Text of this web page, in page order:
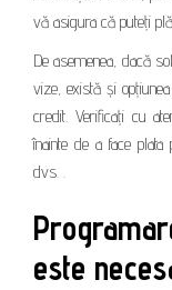
vă asigura că puteți
De asemenea, dacă
vize, există și
credit. Verificați cu
înainte de a face
dvs. .
este